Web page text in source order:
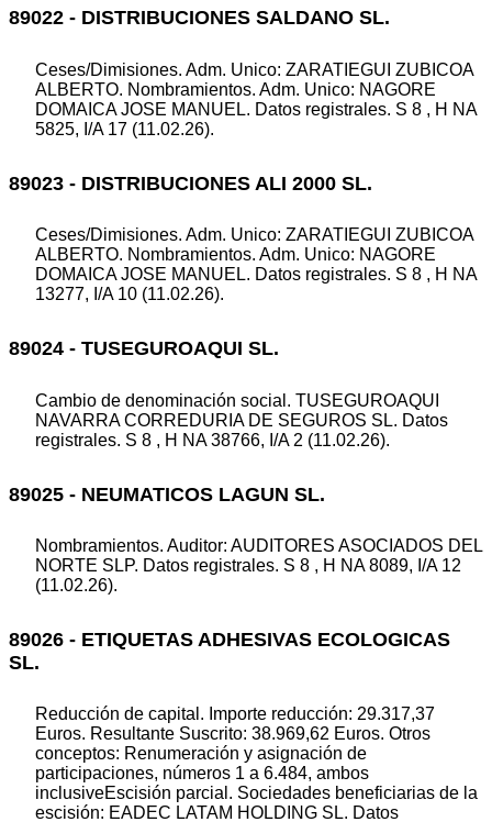
89022 - DISTRIBUCIONES SALDANO SL.
Ceses/Dimisiones. Adm. Unico: ZARATIEGUI ZUBICOA
ALBERTO. Nombramientos. Adm. Unico: NAGORE
DOMAICA JOSE MANUEL. Datos registrales. S 8 , H NA
5825, I/A 17 (11.02.26).
89023 - DISTRIBUCIONES ALI 2000 SL.
Ceses/Dimisiones. Adm. Unico: ZARATIEGUI ZUBICOA
ALBERTO. Nombramientos. Adm. Unico: NAGORE
DOMAICA JOSE MANUEL. Datos registrales. S 8 , H NA
13277, I/A 10 (11.02.26).
89024 - TUSEGUROAQUI SL.
Cambio de denominación social. TUSEGUROAQUI
NAVARRA CORREDURIA DE SEGUROS SL. Datos
registrales. S 8 , H NA 38766, I/A 2 (11.02.26).
89025 - NEUMATICOS LAGUN SL.
Nombramientos. Auditor: AUDITORES ASOCIADOS DEL
NORTE SLP. Datos registrales. S 8 , H NA 8089, I/A 12
(11.02.26).
89026 - ETIQUETAS ADHESIVAS ECOLOGICAS
SL.
Reducción de capital. Importe reducción: 29.317,37
Euros. Resultante Suscrito: 38.969,62 Euros. Otros
conceptos: Renumeración y asignación de
participaciones, números 1 a 6.484, ambos
inclusiveEscisión parcial. Sociedades beneficiarias de la
escisión: EADEC LATAM HOLDING SL. Datos